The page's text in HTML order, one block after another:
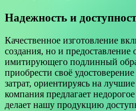
Надежность и
Качественное изготовление
создания, но и предоставление
имитирующего подлинный
приобрести своё
затрат, ориентируясь на
компания предлагает
делает нашу продукцию